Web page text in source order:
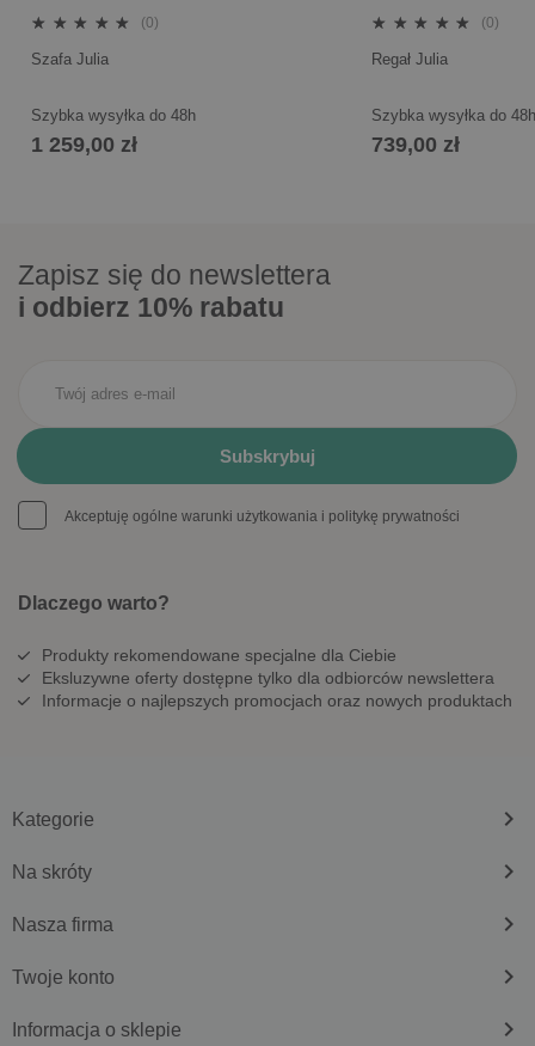
(0)
Szafa Julia
Szybka wysyłka do 48h
1 259,00 zł
(0)
Regał Julia
Szybka wysyłka do
739,00 zł
Zapisz się do newslettera
i odbierz 10% rabatu
Akceptuję ogólne warunki użytkowania i politykę prywatności
Dlaczego warto?
Produkty rekomendowane specjalne dla Ciebie
Eksluzywne oferty dostępne tylko dla odbiorców newslettera
Informacje o najlepszych promocjach oraz nowych produktach
Kategorie keyboard_arrow_right
Na skróty keyboard_arrow_right
Nasza firma keyboard_arrow_right
Twoje konto keyboard_arrow_right
Informacja o sklepie keyboard_arrow_right